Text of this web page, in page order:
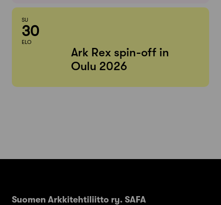
SU
30
ELO
Ark Rex spin-off in
Oulu 2026
Suomen Arkkitehtiliitto ry. SAFA